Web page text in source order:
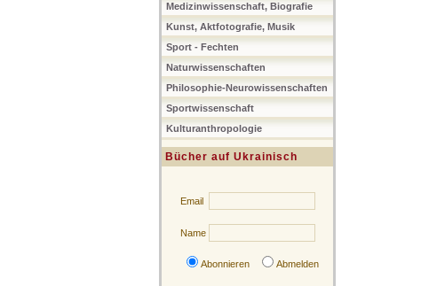
Medizinwissenschaft, Biografie
Kunst, Aktfotografie, Musik
Sport - Fechten
Naturwissenschaften
Philosophie-Neurowissenschaften
Sportwissenschaft
Kulturanthropologie
Bücher auf Ukrainisch
Email
Name
Abonnieren Abmelden